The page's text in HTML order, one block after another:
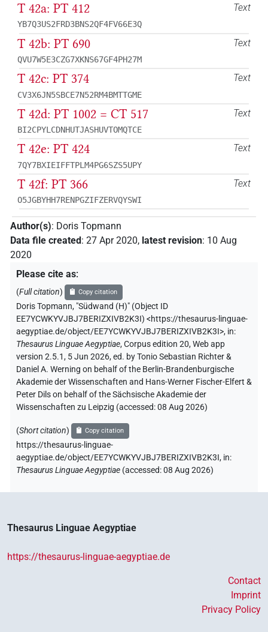
Text
T 42a: PT 412
YB7Q3US2FRD3BNS2QF4FV66E3Q
Text
T 42b: PT 690
QVU7W5E3CZG7XKNS67GF4PH27M
Text
T 42c: PT 374
CV3X6JN5SBCE7N52RM4BMTTGME
Text
T 42d: PT 1002 = CT 517
BI2CPYLCDNHUTJASHUVTOMQTCE
Text
T 42e: PT 424
7QY7BXIEIFFTPLM4PG6SZS5UPY
Text
T 42f: PT 366
O5JGBYHH7RENPGZIFZERVQYSWI
Author(s): Doris Topmann
Data file created: 27 Apr 2020, latest revision: 10 Aug
2020
Please cite as:
(Full citation) Copy citation
Doris Topmann, "Südwand (H)" (Object ID
EE7YCWKYVJBJ7BERIZXIVB2K3I) <https://thesaurus-linguae-
aegyptiae.de/object/EE7YCWKYVJBJ7BERIZXIVB2K3I>, in:
Thesaurus Linguae Aegyptiae,Corpus edition 20, Web app
version 2.5.1, 5 Jun 2026, ed. by Tonio Sebastian Richter &
Daniel A. Werning on behalf of the Berlin-Brandenburgische
Akademie der Wissenschaften and Hans-Werner Fischer-Elfert &
Peter Dils on behalf of the Sächsische Akademie der
Wissenschaften zu Leipzig (accessed:08 Aug 2026)
(Short citation) Copy citation
https://thesaurus-linguae-
aegyptiae.de/object/EE7YCWKYVJBJ7BERIZXIVB2K3I, in:
Thesaurus Linguae Aegyptiae (accessed:08 Aug 2026)
Thesaurus Linguae Aegyptiae
https://thesaurus-linguae-aegyptiae.de
Contact
Imprint
Privacy Policy